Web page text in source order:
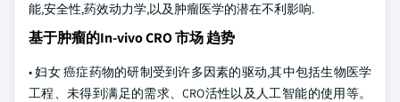
能,安全性,药效动力学,以及肿瘤医学的潜在不利影响.
基于肿瘤的In-vivo CRO 市场 趋势
• 妇女 癌症药物的研制受到许多因素的驱动,其中包括生物医学
工程、未得到满足的需求、CRO活性以及人工智能的使用等。